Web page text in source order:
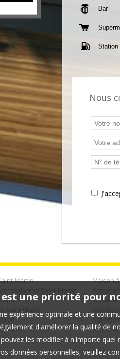
Bar
Station
Nous
Martin
Saint-Martin
Martin
Maison
une priorité pour
expérience optimale et une
d'améliorer la qualité de
les modifier à n'importe
données personnelles, veuillez